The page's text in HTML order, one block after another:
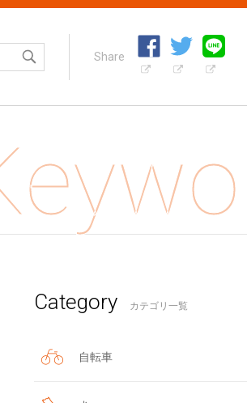
Share
猫が脱走してしまった！「その時どうする？
Category カテゴリ一覧
自転車